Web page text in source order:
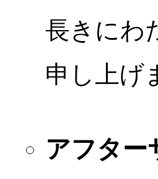
長きにわ
申し上げ
アフター